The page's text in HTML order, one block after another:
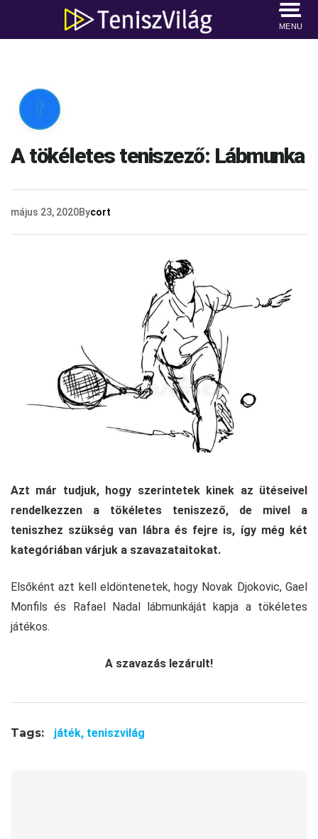
MENU

A tökéletes teniszező: Lábmunka
május 23, 2020Bycort
Azt már tudjuk, hogy szerintetek kinek az ütéseivel
rendelkezzen a tökéletes teniszező, de mivel a
teniszhez szükség van lábra és fejre is, így még két
kategóriában várjuk a szavazataitokat.
Elsőként azt kell eldöntenetek, hogy Novak Djokovic, Gael
Monfils és Rafael Nadal lábmunkáját kapja a tökéletes
játékos.
A szavazás lezárult!
Tags: játék, teniszvilág